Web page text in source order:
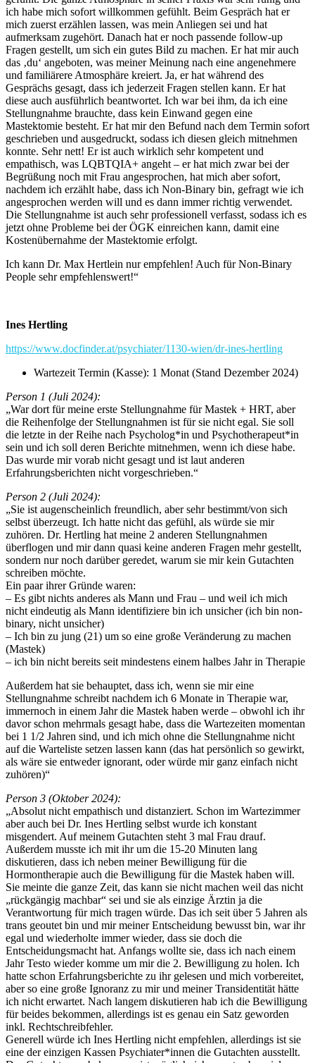
ich habe mich sofort willkommen gefühlt. Beim Gespräch hat er
mich zuerst erzählen lassen, was mein Anliegen sei und hat
aufmerksam zugehört. Danach hat er noch passende follow-up
Fragen gestellt, um sich ein gutes Bild zu machen. Er hat mir auch
das ‚du‘ angeboten, was meiner Meinung nach eine angenehmere
und familiärere Atmosphäre kreiert. Ja, er hat während des
Gesprächs gesagt, dass ich jederzeit Fragen stellen kann. Er hat
diese auch ausführlich beantwortet. Ich war bei ihm, da ich eine
Stellungnahme brauchte, dass kein Einwand gegen eine
Mastektomie besteht. Er hat mir den Befund nach dem Termin sofort
geschrieben und ausgedruckt, sodass ich diesen gleich mitnehmen
konnte. Sehr nett! Er ist auch wirklich sehr kompetent und
empathisch, was LQBTQIA+ angeht – er hat mich zwar bei der
Begrüßung noch mit Frau angesprochen, hat mich aber sofort,
nachdem ich erzählt habe, dass ich Non-Binary bin, gefragt wie ich
angesprochen werden will und es dann immer richtig verwendet.
Die Stellungnahme ist auch sehr professionell verfasst, sodass ich es
jetzt ohne Probleme bei der ÖGK einreichen kann, damit eine
Kostenübernahme der Mastektomie erfolgt.
Ich kann Dr. Max Hertlein nur empfehlen! Auch für Non-Binary
People sehr empfehlenswert!“
Ines Hertling
https://www.docfinder.at/psychiater/1130-wien/dr-ines-hertling
Wartezeit Termin (Kasse): 1 Monat (Stand Dezember 2024)
Person 1 (Juli 2024):
„War dort für meine erste Stellungnahme für Mastek + HRT, aber
die Reihenfolge der Stellungnahmen ist für sie nicht egal. Sie soll
die letzte in der Reihe nach Psycholog*in und Psychotherapeut*in
sein und ich soll deren Berichte mitnehmen, wenn ich diese habe.
Das wurde mir vorab nicht gesagt und ist laut anderen
Erfahrungsberichten nicht vorgeschrieben.“
Person 2 (Juli 2024):
„Sie ist augenscheinlich freundlich, aber sehr bestimmt/von sich
selbst überzeugt. Ich hatte nicht das gefühl, als würde sie mir
zuhören. Dr. Hertling hat meine 2 anderen Stellungnahmen
überflogen und mir dann quasi keine anderen Fragen mehr gestellt,
sondern nur noch darüber geredet, warum sie mir kein Gutachten
schreiben möchte.
Ein paar ihrer Gründe waren:
– Es gibt nichts anderes als Mann und Frau – und weil ich mich
nicht eindeutig als Mann identifiziere bin ich unsicher (ich bin non-
binary, nicht unsicher)
– Ich bin zu jung (21) um so eine große Veränderung zu machen
(Mastek)
– ich bin nicht bereits seit mindestens einem halbes Jahr in Therapie
Außerdem hat sie behauptet, dass ich, wenn sie mir eine
Stellungnahme schreibt nachdem ich 6 Monate in Therapie war,
immernoch in einem Jahr die Mastek haben werde – obwohl ich ihr
davor schon mehrmals gesagt habe, dass die Wartezeiten momentan
bei 1 1/2 Jahren sind, und ich mich ohne die Stellungnahme nicht
auf die Warteliste setzen lassen kann (das hat persönlich so gewirkt,
als wäre sie entweder ignorant, oder würde mir ganz einfach nicht
zuhören)“
Person 3 (Oktober 2024):
„Absolut nicht empathisch und distanziert. Schon im Wartezimmer
aber auch bei Dr. Ines Hertling selbst wurde ich konstant
misgendert. Auf meinem Gutachten steht 3 mal Frau drauf.
Außerdem musste ich mit ihr um die 15-20 Minuten lang
diskutieren, dass ich neben meiner Bewilligung für die
Hormontherapie auch die Bewilligung für die Mastek haben will.
Sie meinte die ganze Zeit, das kann sie nicht machen weil das nicht
„rückgängig machbar“ sei und sie als einzige Ärztin ja die
Verantwortung für mich tragen würde. Das ich seit über 5 Jahren als
trans geoutet bin und mir meiner Entscheidung bewusst bin, war ihr
egal und wiederholte immer wieder, dass sie doch die
Entscheidungsmacht hat. Anfangs wollte sie, dass ich nach einem
Jahr Testo wieder komme um mir die 2. Bewilligung zu holen. Ich
hatte schon Erfahrungsberichte zu ihr gelesen und mich vorbereitet,
aber so eine große Ignoranz zu mir und meiner Transidentität hätte
ich nicht erwartet. Nach langem diskutieren hab ich die Bewilligung
für beides bekommen, allerdings ist es genau ein Satz geworden
inkl. Rechtschreibfehler.
Generell würde ich Ines Hertling nicht empfehlen, allerdings ist sie
eine der einzigen Kassen Psychiater*innen die Gutachten ausstellt.